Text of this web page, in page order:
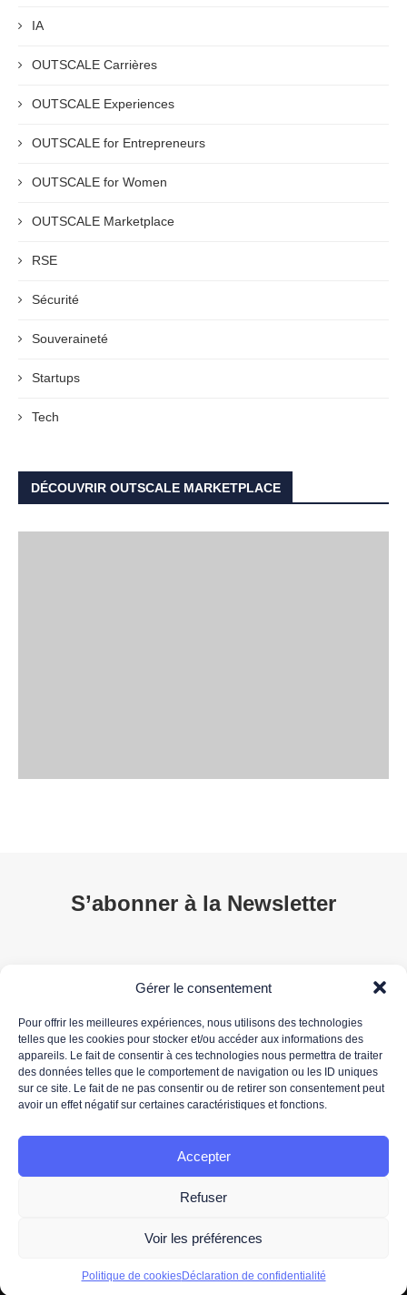
Gérer le consentement
Pour offrir les meilleures expériences, nous utilisons des technologies
telles que les cookies pour stocker et/ou accéder aux informations des
appareils. Le fait de consentir à ces technologies nous permettra de traiter
des données telles que le comportement de navigation ou les ID uniques
sur ce site. Le fait de ne pas consentir ou de retirer son consentement peut
avoir un effet négatif sur certaines caractéristiques et fonctions.
Accepter
Refuser
Voir les préférences
Politique de cookiesDéclaration de confidentialité
IA
OUTSCALE Carrières
OUTSCALE Experiences
OUTSCALE for Entrepreneurs
OUTSCALE for Women
OUTSCALE Marketplace
RSE
Sécurité
Souveraineté
Startups
Tech
DÉCOUVRIR OUTSCALE MARKETPLACE
S’abonner à la Newsletter
*Votre adresse de messagerie est uniquement utilisée pour vous envoyer notre newsletter
ainsi que des informations concernant les activités de 3DS OUTSCALE. Vous pouvez à tout
politique de protection des données.